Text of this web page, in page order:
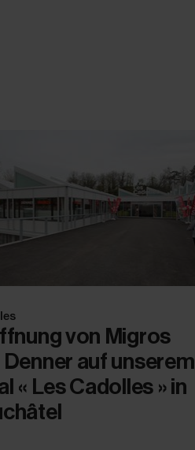
von Migros
auf unserem
« Les Cadolles » in